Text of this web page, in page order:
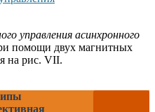
управления асинхронного
помощи двух магнитных
на рис. VII.